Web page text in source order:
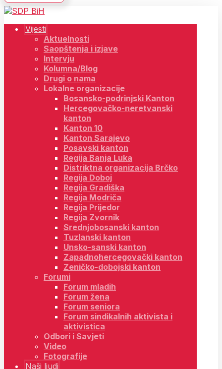
Vijesti
Aktuelnosti
Saopštenja i izjave
Intervju
Kolumna/Blog
Drugi o nama
Lokalne organizacije
Bosansko-podrinjski Kanton
Hercegovačko-neretvanski
kanton
Kanton 10
Kanton Sarajevo
Posavski kanton
Regija Banja Luka
Distriktna organizacija Brčko
Regija Doboj
Regija Gradiška
Regija Modriča
Regija Prijedor
Regija Zvornik
Srednjobosanski kanton
Tuzlanski kanton
Unsko-sanski kanton
Zapadnohercegovački kanton
Zeničko-dobojski kanton
Forumi
Forum mladih
Forum žena
Forum seniora
Forum sindikalnih aktivista i
aktivistica
Odbori i Savjeti
Video
Fotografije
Naši ljudi